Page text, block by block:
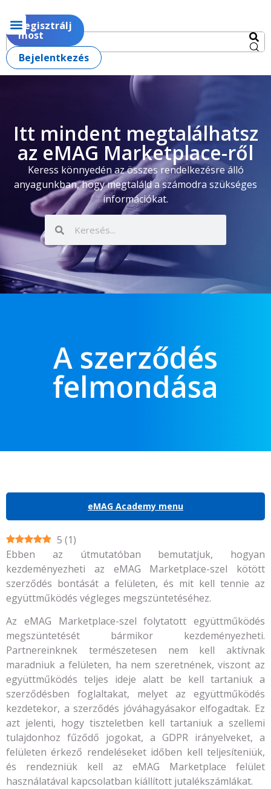
Regisztrálj
most
Bejelentkezés
Itt mindent megtalálhatsz
az eMAG Marketplace-ről
Keress könnyedén az összes rendelkezésre álló
anyagunkban, hogy megtaláld a számodra szükséges
információkat.
A szerződés
felmondása
eMAG Academy menu
5 (1)
Ebben az útmutatóban bemutatjuk, hogyan
kezdeményezheti az eMAG Marketplace-szel kötött
szerződés bontását a felületen, és mit kell tennie az
együttműködés végleges megszüntetéséhez.
Az eMAG Marketplace-szel folytatott együttműködés
megszüntetését bármikor kezdeményezheti.
Partnereinknek természetesen nem kell aktívnak
maradniuk a felületen, ha nem szeretnének, viszont az
együttműködés teljes ideje alatt be kell tartaniuk a
szerződésben foglaltakat, melyet az együttműködés
kezdetekor, a szerződés jóváhagyásakor elfogadtak. Ez
azt jelenti, hogy tiszteletben kell tartaniuk a szellemi
tulajdonhoz fűződő jogokat, a GDPR irányelveket, a
felületen érkező rendeléseket időben kell teljesíteniük,
és rendezniük kell az eMAG Marketplace felület
használatával kapcsolatban kiállított jutalékszámlákat.